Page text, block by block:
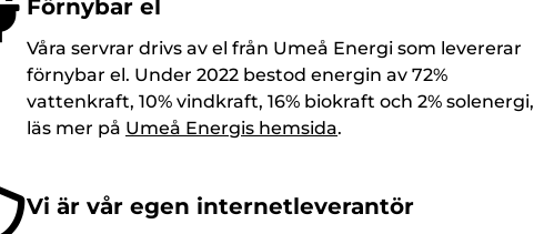
Förnybar el
Våra servrar drivs av el från Umeå Energi som levererar
förnybar el. Under 2022 bestod energin av 72%
vattenkraft, 10% vindkraft, 16% biokraft och 2% solenergi,
läs mer på Umeå Energis hemsida.
Vi är vår egen internetleverantör